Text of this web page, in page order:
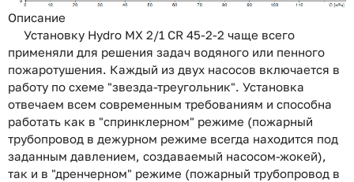
Описание
Установку Hydro MX 2/1 CR 45-2-2 чаще всего
применяли для решения задач водяного или пенного
пожаротушения. Каждый из двух насосов включается в
работу по схеме "звезда-треугольник". Установка
отвечаем всем современным требованиям и способна
работать как в "спринклерном" режиме (пожарный
трубопровод в дежурном режиме всегда находится под
заданным давлением, создаваемый насосом-жокей),
так и в "дренчерном" режиме (пожарный трубопровод в